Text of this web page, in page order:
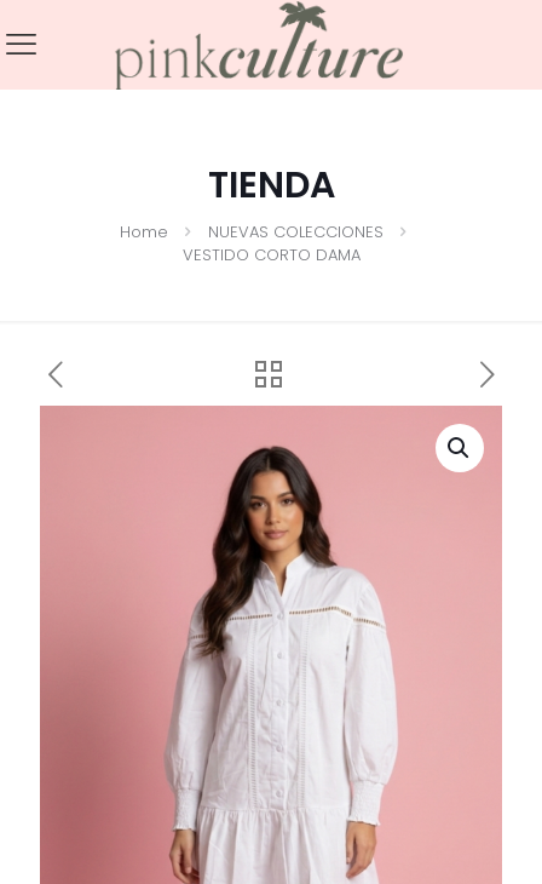
TIENDA
Home
NUEVAS COLECCIONES
VESTIDO CORTO DAMA